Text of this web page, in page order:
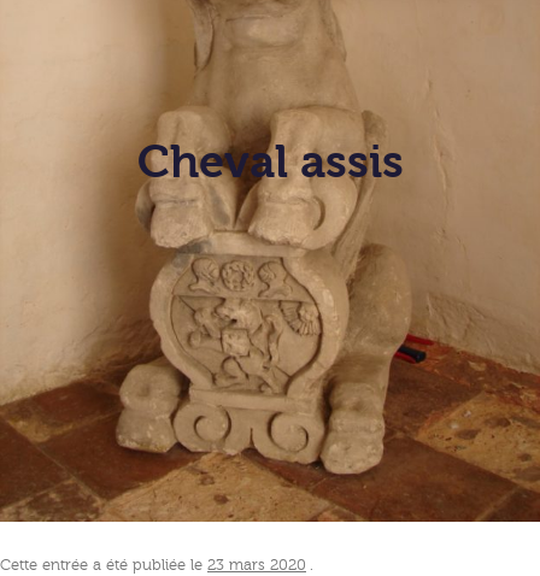
Cheval assis
Cette entrée a été publiée le 23 mars 2020 .